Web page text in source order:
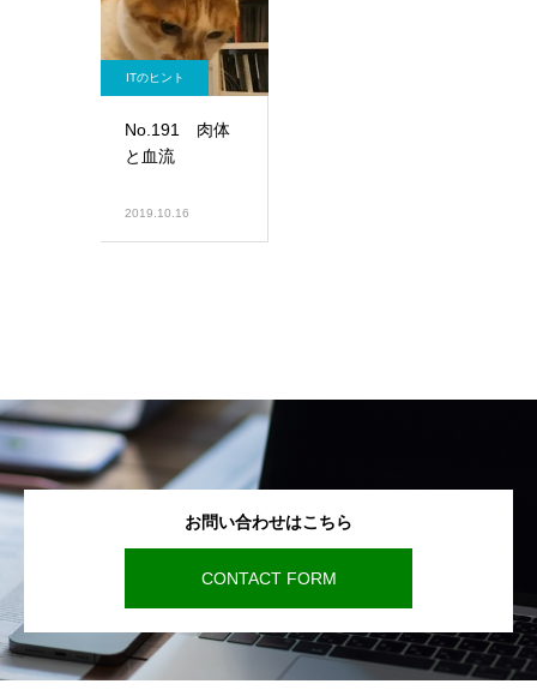
ITのヒント
No.191 肉体
と血流
2019.10.16
お問い合わせはこちら
CONTACT FORM